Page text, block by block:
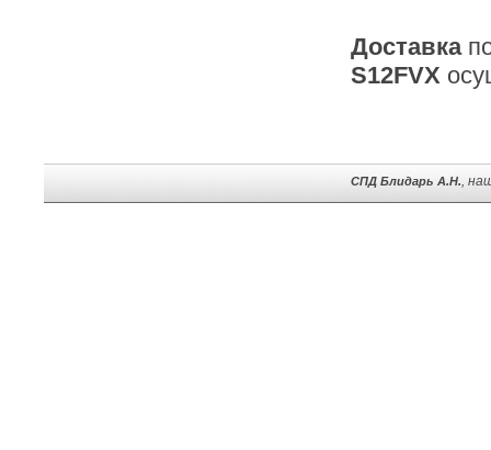
Доставка
S12FVX
СПД Блидарь А.Н.,